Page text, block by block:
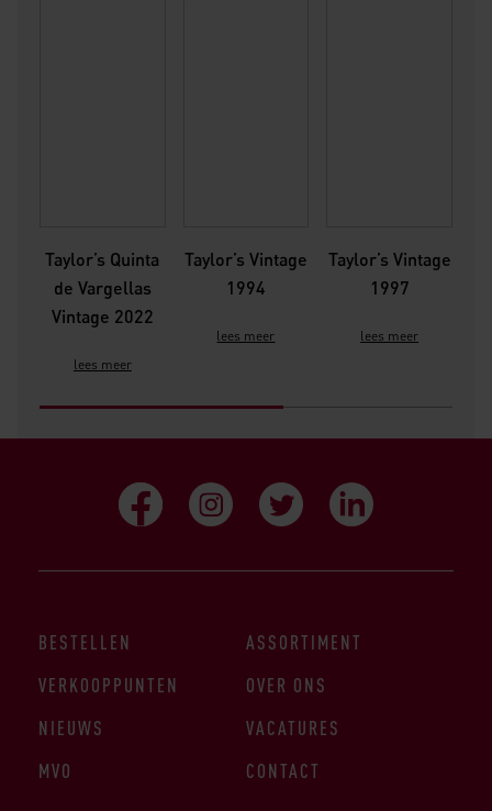
Taylor’s Quinta
de Vargellas
Vintage 2022
lees meer
Taylor’s Vintage
1994
lees meer
Taylor’s Vintage
1997
lees meer
BESTELLEN
ASSORTIMENT
VERKOOPPUNTEN
OVER ONS
NIEUWS
VACATURES
MVO
CONTACT